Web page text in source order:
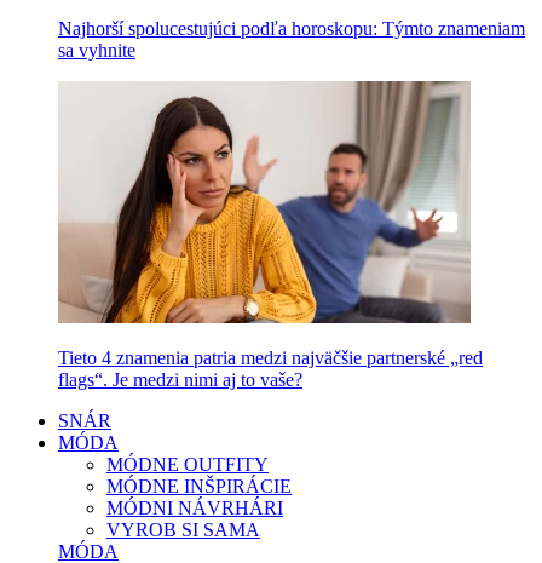
Najhorší spolucestujúci podľa horoskopu: Týmto znameniam
sa vyhnite
Tieto 4 znamenia patria medzi najväčšie partnerské „red
flags“. Je medzi nimi aj to vaše?
SNÁR
MÓDA
MÓDNE OUTFITY
MÓDNE INŠPIRÁCIE
MÓDNI NÁVRHÁRI
VYROB SI SAMA
MÓDA